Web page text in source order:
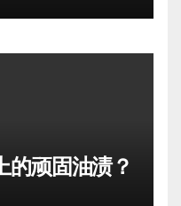
的顽固油渍？